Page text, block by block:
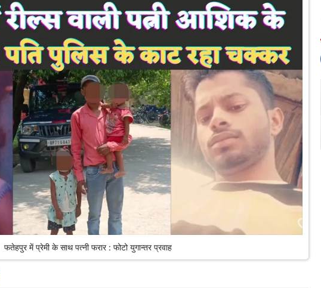
फतेहपुर में प्रेमी के साथ पत्नी फरार : फोटो युगान्तर प्रवाह